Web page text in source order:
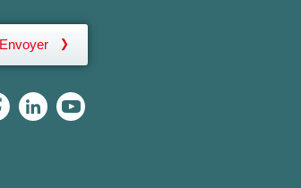
Envoyer